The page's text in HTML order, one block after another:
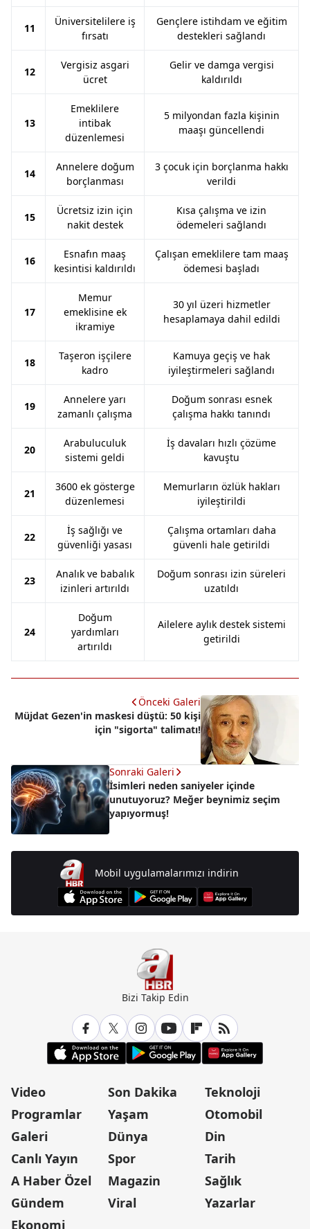
11
Üniversitelilere iş
fırsatı
Gençlere istihdam ve eğitim
destekleri sağlandı
12
Vergisiz asgari
ücret
Gelir ve damga vergisi
kaldırıldı
13
Emeklilere
intibak
düzenlemesi
5 milyondan fazla kişinin
maaşı güncellendi
14
Annelere doğum
borçlanması
3 çocuk için borçlanma hakkı
verildi
15
Ücretsiz izin için
nakit destek
Kısa çalışma ve izin
ödemeleri sağlandı
16
Esnafın maaş
kesintisi kaldırıldı
Çalışan emeklilere tam maaş
ödemesi başladı
17
Memur
emeklisine ek
ikramiye
30 yıl üzeri hizmetler
hesaplamaya dahil edildi
18
Taşeron işçilere
kadro
Kamuya geçiş ve hak
iyileştirmeleri sağlandı
19
Annelere yarı
zamanlı çalışma
Doğum sonrası esnek
çalışma hakkı tanındı
20
Arabuluculuk
sistemi geldi
İş davaları hızlı çözüme
kavuştu
21
3600 ek gösterge
düzenlemesi
Memurların özlük hakları
iyileştirildi
22
İş sağlığı ve
güvenliği yasası
Çalışma ortamları daha
güvenli hale getirildi
23
Analık ve babalık
izinleri artırıldı
Doğum sonrası izin süreleri
uzatıldı
24
Doğum
yardımları
artırıldı
Ailelere aylık destek sistemi
getirildi
Önceki Galeri
Müjdat Gezen'in maskesi düştü: 50 kişi
için "sigorta" talimatı!
Sonraki Galeri
İsimleri neden saniyeler içinde
unutuyoruz? Meğer beynimiz seçim
yapıyormuş!
Mobil uygulamalarımızı indirin
Bizi Takip Edin
Video
Programlar
Galeri
Canlı Yayın
A Haber Özel
Gündem
Ekonomi
Son Dakika
Yaşam
Dünya
Spor
Magazin
Viral
Teknoloji
Otomobil
Din
Tarih
Sağlık
Yazarlar